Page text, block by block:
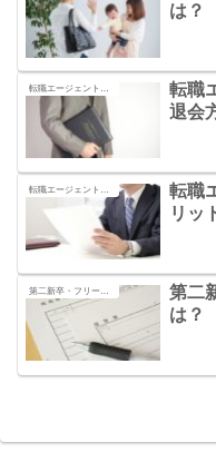
は？
転職エージェントの活用法
転職
退会
転職エージェントの活用法
転職
リッ
第二新卒・フリーターの転職の秘訣
第二
は？